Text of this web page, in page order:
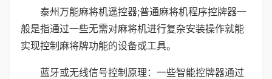
泰州万能麻将机遥控器;普通麻将机程序控牌器一
般是指通过一些无需对麻将机进行复杂安装操作就能
实现控制麻将牌功能的设备或工具。
蓝牙或无线信号控制原理：一些智能控牌器通过